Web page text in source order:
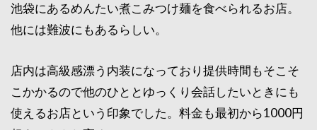
池袋にあるめんたい煮こみつけ麺を食べられるお店。
他には難波にもあるらしい。
店内は高級感漂う内装になっており提供時間もそこそ
こかかるので他のひととゆっくり会話したいときにも
使えるお店という印象でした。料金も最初から1000円